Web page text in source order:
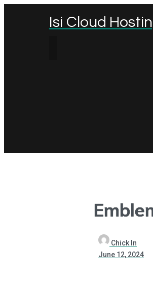
Isi Cloud
Chick In
June 12, 2024